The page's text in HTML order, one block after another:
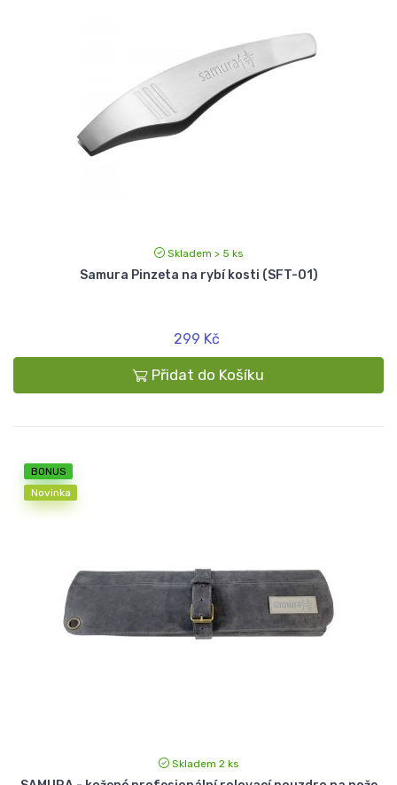
Skladem > 5 ks
Samura Pinzeta na rybí kosti (SFT-01)
299 Kč
Přidat do Košíku
BONUS
Novinka
Skladem 2 ks